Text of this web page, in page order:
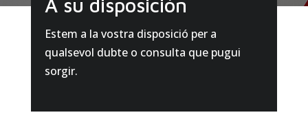
A su disposición
Estem a la vostra disposició per a
qualsevol dubte o consulta que pugui
sorgir.